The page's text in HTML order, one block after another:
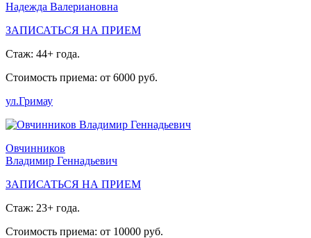
Надежда Валериановна
ЗАПИСАТЬСЯ НА ПРИЕМ
Стаж: 44+ года.
Стоимость приема: от 6000 руб.
ул.Гримау
Овчинников
Владимир Геннадьевич
ЗАПИСАТЬСЯ НА ПРИЕМ
Стаж: 23+ года.
Стоимость приема: от 10000 руб.